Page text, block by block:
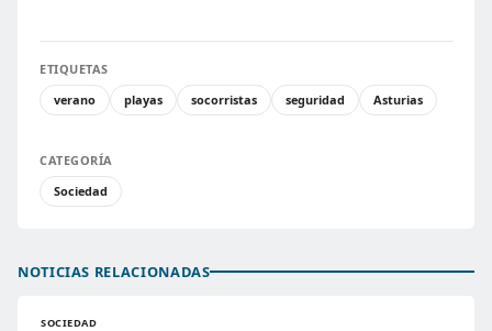
ETIQUETAS
verano
playas socorristas seguridad Asturias
CATEGORÍA
Sociedad
NOTICIAS RELACIONADAS
SOCIEDAD